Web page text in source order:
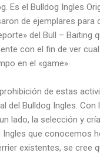
Es el Bulldog Ingles
de ejemplares
del Bull –
con el fin de ver
en el «game».
de estas
del Bulldog Ingles.
lado, la selección y
Ingles que conocemos
existentes, se cree